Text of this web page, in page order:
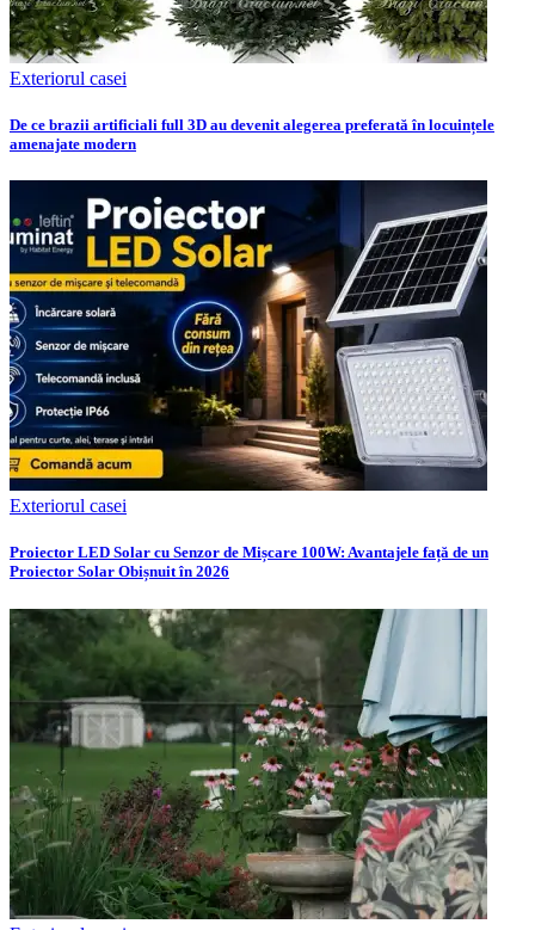
Exteriorul casei
De ce brazii artificiali full 3D au devenit alegerea preferată în locuințele
amenajate modern
Exteriorul casei
Proiector LED Solar cu Senzor de Mișcare 100W: Avantajele față de un
Proiector Solar Obișnuit în 2026